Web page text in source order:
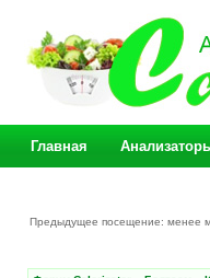
Главная
Предыдущее посещение: менее